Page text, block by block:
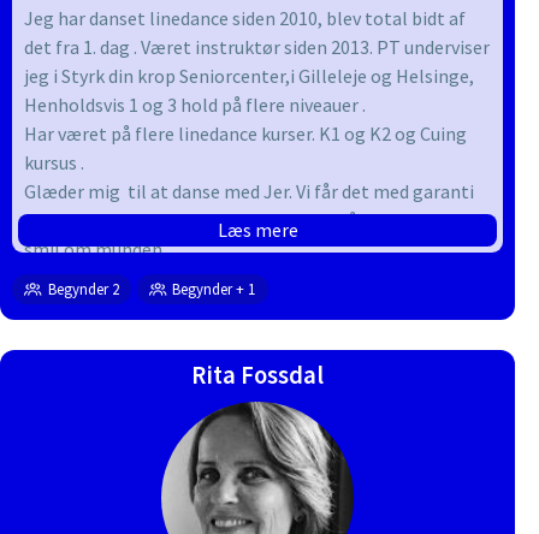
Jeg har danset linedance siden 2010, blev total bidt af
det fra 1. dag . Været instruktør siden 2013. PT underviser
jeg i Styrk din krop Seniorcenter,i Gilleleje og Helsinge,
Henholdsvis 1 og 3 hold på flere niveauer .
Har været på flere linedance kurser. K1 og K2 og Cuing
kursus .
Glæder mig til at danse med Jer. Vi får det med garanti
sjovt og hyggeligt, Vil gøre mit til at I går hjem med et
smil om munden.
Læs mere
Begynder 2 Begynder + 1
Rita Fossdal